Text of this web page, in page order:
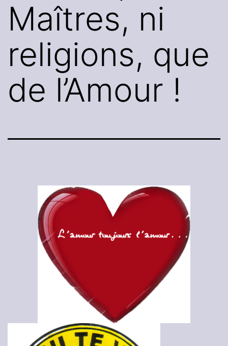
Maîtres, ni
religions, que
de l’Amour !